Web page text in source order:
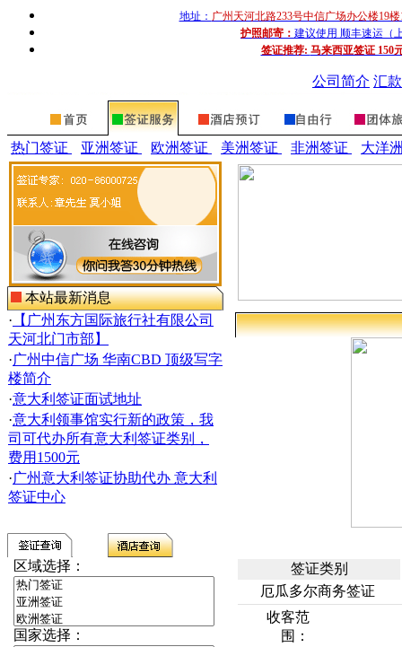
地址： 广州天河北路233号中信广场办公楼19
护照邮寄： 建议使用 顺丰速运（
签证推荐: 马来西亚签证 150
公司简介 汇
热门签证 亚洲签证 欧洲签证 美洲签证 非洲签证 大洋
本站最新消息
· 【广州东方国际旅行社有限公司
天河北门市部】
·广州中信广场 华南CBD 顶级写字
楼简介
·意大利签证面试地址
·意大利领事馆实行新的政策，我
司可代办所有意大利签证类别，
费用1500元
·广州意大利签证协助代办 意大利
签证中心
区域选择：
国家选择：
签证类别
厄瓜多尔商务签证
收客范
围：